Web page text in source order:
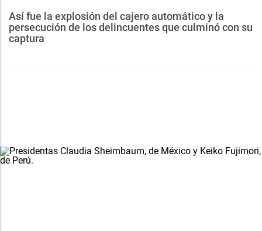
Así fue la explosión del cajero automático y la
persecución de los delincuentes que culminó con su
captura